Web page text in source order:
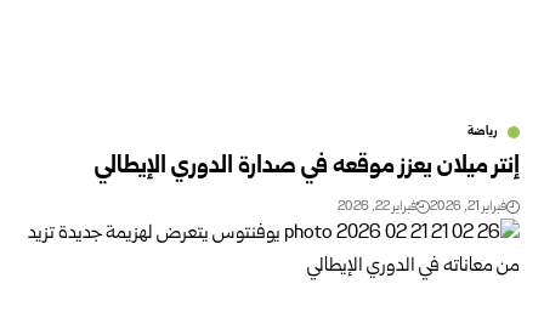
رياضة
إنتر ميلان يعزز موقعه في صدارة الدوري الإيطالي
فبراير 21, 2026 فبراير 22, 2026